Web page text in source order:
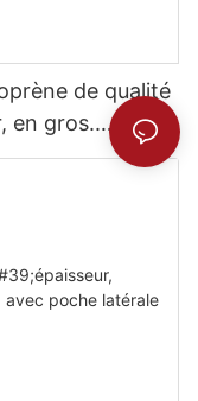
de qualité
en gros.